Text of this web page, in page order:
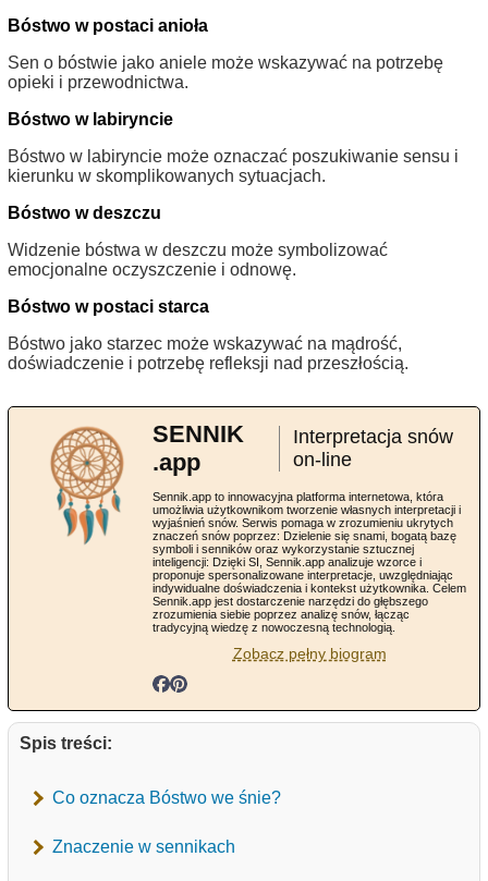
Bóstwo w postaci anioła
Sen o bóstwie jako aniele może wskazywać na potrzebę
opieki i przewodnictwa.
Bóstwo w labiryncie
Bóstwo w labiryncie może oznaczać poszukiwanie sensu i
kierunku w skomplikowanych sytuacjach.
Bóstwo w deszczu
Widzenie bóstwa w deszczu może symbolizować
emocjonalne oczyszczenie i odnowę.
Bóstwo w postaci starca
Bóstwo jako starzec może wskazywać na mądrość,
doświadczenie i potrzebę refleksji nad przeszłością.
SENNIK
.app
Interpretacja snów
on-line
Sennik.app to innowacyjna platforma internetowa, która
umożliwia użytkownikom tworzenie własnych interpretacji i
wyjaśnień snów. Serwis pomaga w zrozumieniu ukrytych
znaczeń snów poprzez: Dzielenie się snami, bogatą bazę
symboli i senników oraz wykorzystanie sztucznej
inteligencji: Dzięki SI, Sennik.app analizuje wzorce i
proponuje spersonalizowane interpretacje, uwzględniając
indywidualne doświadczenia i kontekst użytkownika. Celem
Sennik.app jest dostarczenie narzędzi do głębszego
zrozumienia siebie poprzez analizę snów, łącząc
tradycyjną wiedzę z nowoczesną technologią.
Zobacz pełny biogram
Spis treści:
Co oznacza Bóstwo we śnie?
Znaczenie w sennikach